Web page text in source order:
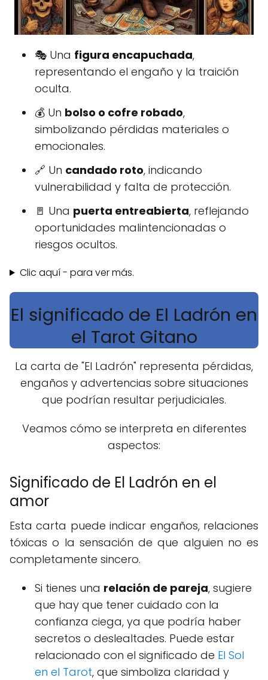
🎭 Una figura encapuchada,
representando el engaño y la traición
oculta.
💰 Un bolso o cofre robado,
simbolizando pérdidas materiales o
emocionales.
🔗 Un candado roto, indicando
vulnerabilidad y falta de protección.
🚪 Una puerta entreabierta, reflejando
oportunidades malintencionadas o
riesgos ocultos.
Clic aquí - para ver más.
El significado de El Ladrón en
el Tarot Gitano
La carta de "El Ladrón" representa pérdidas,
engaños y advertencias sobre situaciones
que podrían resultar perjudiciales.
Veamos cómo se interpreta en diferentes
aspectos:
Significado de El Ladrón en el
amor
Esta carta puede indicar engaños, relaciones
tóxicas o la sensación de que alguien no es
completamente sincero.
Si tienes una relación de pareja, sugiere
que hay que tener cuidado con la
confianza ciega, ya que podría haber
secretos o deslealtades. Puede estar
relacionado con el significado de El Sol
en el Tarot, que simboliza claridad y